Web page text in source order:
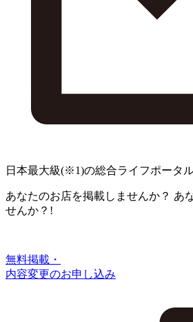
日本最大級(※1)の総合ライフポータ
あなたのお店を掲載しませんか？ あ
せんか？!
無料掲載・
内容変更のお申し込み